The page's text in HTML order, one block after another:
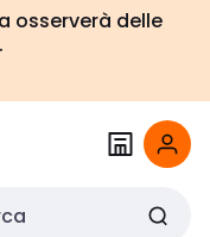
osserverà delle